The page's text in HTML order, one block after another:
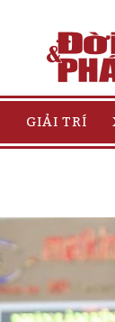
GIẢI TRÍ